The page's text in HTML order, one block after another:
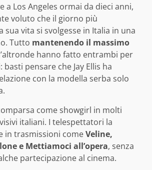
a Los Angeles ormai da dieci anni,
voluto che il giorno più
sua vita si svolgesse in Italia in una
Tutto mantenendo il massimo
hanno fatto entrambi per
pensare che Jay Ellis ha
con la modella serba solo
come showgirl in molti
italiani. I telespettatori la
in trasmissioni comeVeline,
e Mettiamoci all’opera, senza
partecipazione al cinema.